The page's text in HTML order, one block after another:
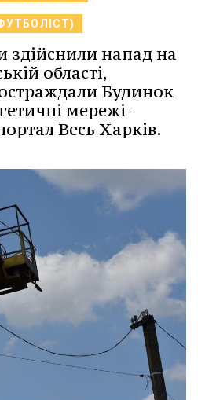
здійснили напад на
області,
Будинок
мережі -
Весь Харків.